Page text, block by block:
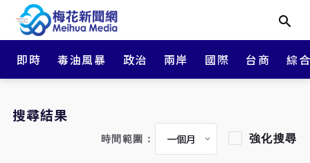
即時 毒油風暴 政治 兩岸 國際 台商 綜
搜尋結果
時間範圍： 強化搜尋